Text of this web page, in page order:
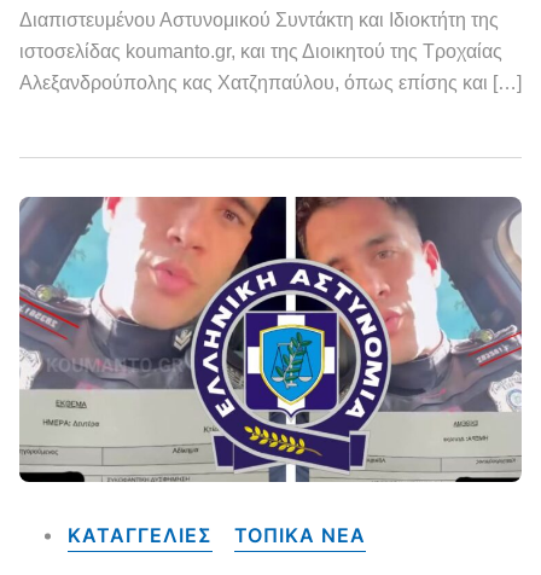
Διαπιστευμένου Αστυνομικού Συντάκτη και Ιδιοκτήτη της
ιστοσελίδας koumanto.gr, και της Διοικητού της Τροχαίας
Αλεξανδρούπολης κας Χατζηπαύλου, όπως επίσης και […]
ΚΑΤΑΓΓΕΛΙΕΣ ΤΟΠΙΚΑ NEA